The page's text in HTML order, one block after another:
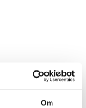
Om